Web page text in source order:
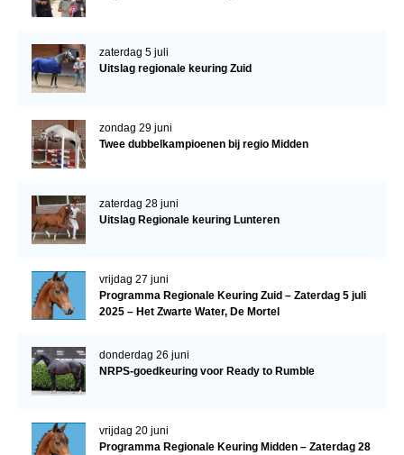
zaterdag 5 juli
Uitslag regionale keuring Zuid
zondag 29 juni
Twee dubbelkampioenen bij regio Midden
zaterdag 28 juni
Uitslag Regionale keuring Lunteren
vrijdag 27 juni
Programma Regionale Keuring Zuid – Zaterdag 5 juli
2025 – Het Zwarte Water, De Mortel
donderdag 26 juni
NRPS-goedkeuring voor Ready to Rumble
vrijdag 20 juni
Programma Regionale Keuring Midden – Zaterdag 28